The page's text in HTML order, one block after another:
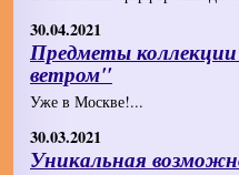
30.04.2021
Предметы
ветром"
Уже в Москве!...
30.03.2021
Уникальная